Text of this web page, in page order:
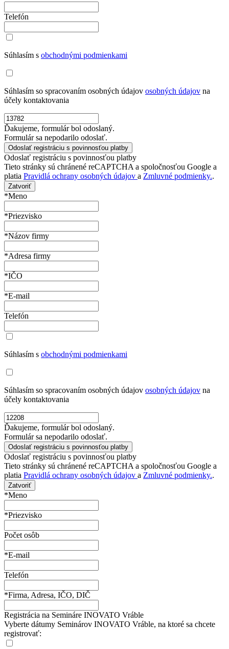
Telefón
Súhlasím s obchodnými podmienkami
Súhlasím so spracovaním osobných údajov osobných údajov na
účely kontaktovania
Ďakujeme, formulár bol odoslaný.
Formulár sa nepodarilo odoslať.
Odoslať registráciu s povinnosťou platby
Tieto stránky sú chránené reCAPTCHA a spoločnosťou Google a
platia Pravidlá ochrany osobných údajov a Zmluvné podmienky..
Zatvoriť
*Meno
*Priezvisko
*Názov firmy
*Adresa firmy
*IČO
*E-mail
Telefón
Súhlasím s obchodnými podmienkami
Súhlasím so spracovaním osobných údajov osobných údajov na
účely kontaktovania
Ďakujeme, formulár bol odoslaný.
Formulár sa nepodarilo odoslať.
Odoslať registráciu s povinnosťou platby
Tieto stránky sú chránené reCAPTCHA a spoločnosťou Google a
platia Pravidlá ochrany osobných údajov a Zmluvné podmienky..
Zatvoriť
*Meno
*Priezvisko
Počet osôb
*E-mail
Telefón
*Firma, Adresa, IČO, DIČ
Registrácia na Semináre INOVATO Vráble
Vyberte dátumy Seminárov INOVATO Vráble, na ktoré sa chcete
registrovať: